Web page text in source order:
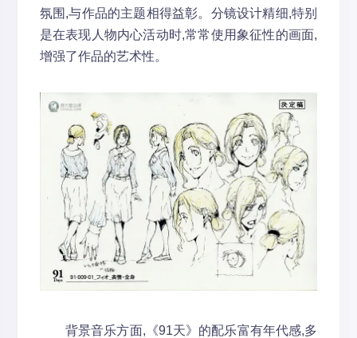
氛围,与作品的主题相得益彰。分镜设计精细,特别
是在表现人物内心活动时,常常使用象征性的画面,
增强了作品的艺术性。
背景音乐方面,《91天》的配乐富有年代感,多